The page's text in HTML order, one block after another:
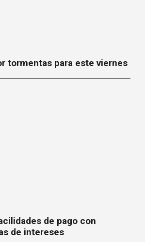
tormentas para este viernes
de pago con
de intereses